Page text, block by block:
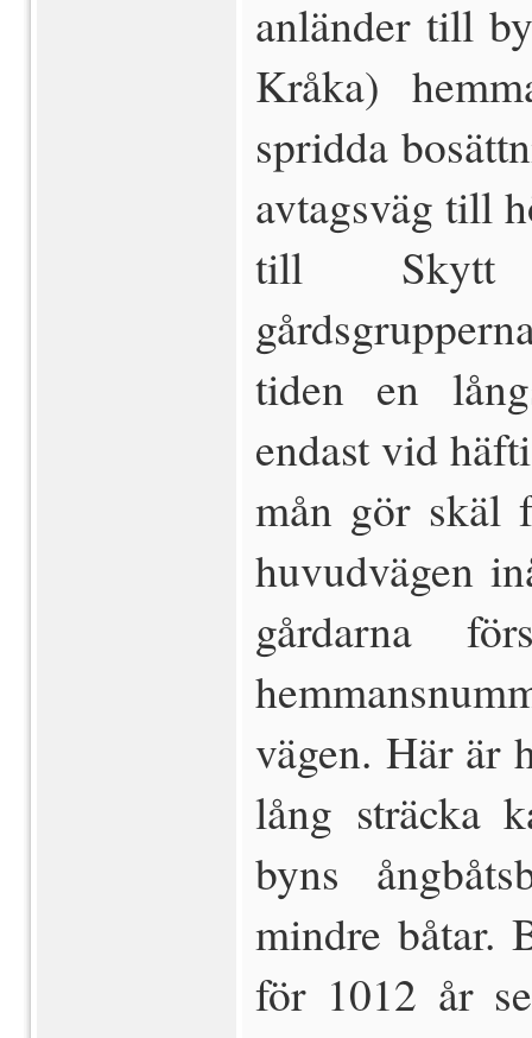
anländer till
Kråka)
spridda
avtagsväg till
till Skytt
tiden en
endast vid
mån gör skäl
huvudvägen
gårdarna
vägen. Här är
lång sträcka
byns
mindre båtar.
för 1012 år